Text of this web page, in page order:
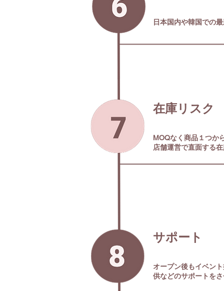
​在庫リスク
MOQなく商品１つか
店舗運営で直面する
サポート
オープン後もイベン
供などのサポートを
日本国内や韓国での